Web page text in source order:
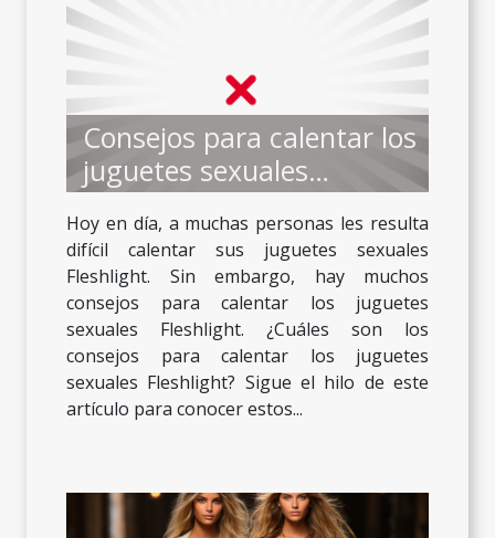
Consejos para calentar los
juguetes sexuales
Fleshlight
Hoy en día, a muchas personas les resulta
difícil calentar sus juguetes sexuales
Fleshlight. Sin embargo, hay muchos
consejos para calentar los juguetes
sexuales Fleshlight. ¿Cuáles son los
consejos para calentar los juguetes
sexuales Fleshlight? Sigue el hilo de este
artículo para conocer estos...